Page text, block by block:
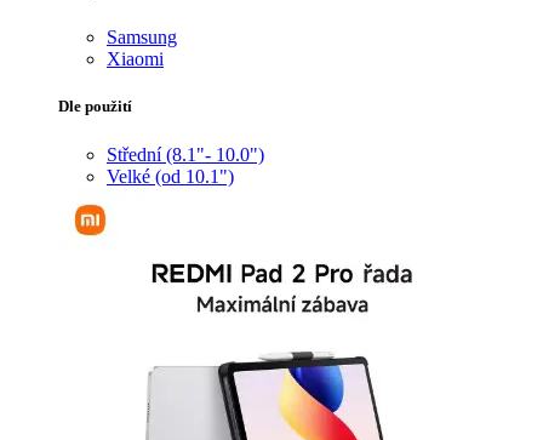
Samsung
Xiaomi
Dle použití
Střední (8.1"- 10.0")
Velké (od 10.1")